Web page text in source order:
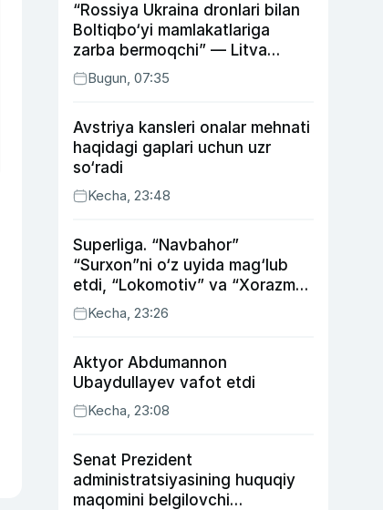
“Rossiya Ukraina dronlari bilan
Boltiqbo‘yi mamlakatlariga
zarba bermoqchi” — Litva
mudofaa vaziri
Bugun, 07:35
Avstriya kansleri onalar mehnati
haqidagi gaplari uchun uzr
so‘radi
Kecha, 23:48
Superliga. “Navbahor”
“Surxon”ni o‘z uyida mag‘lub
etdi, “Lokomotiv” va “Xorazm”
uyda g‘alaba qozondi
Kecha, 23:26
Aktyor Abdu­mannon
Ubaydullayev vafot etdi
Kecha, 23:08
Senat Prezident
administratsiyasining huquqiy
maqomini belgilovchi